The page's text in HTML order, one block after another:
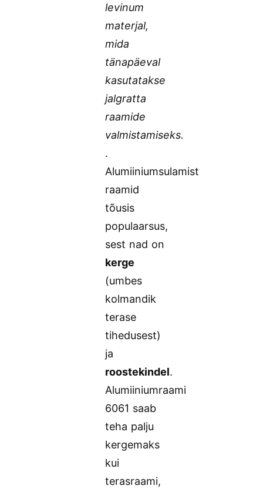
levinum
materjal,
mida
tänapäeval
kasutatakse
jalgratta
raamide
valmistamiseks.
.
Alumiiniumsulamist
raamid
tõusis
populaarsus,
sest nad on
kerge
(umbes
kolmandik
terase
tihedusest)
ja
roostekindel.
Alumiiniumraami
6061 saab
teha palju
kergemaks
kui
terasraami,